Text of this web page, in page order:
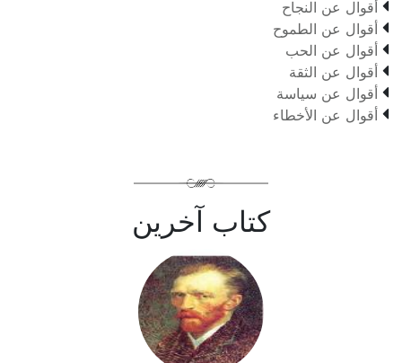
 أقوال عن النجاح
 أقوال عن الطموح
 أقوال عن الحب
 أقوال عن الثقة
 أقوال عن سياسة
 أقوال عن الأخطاء
كتاب آخرين